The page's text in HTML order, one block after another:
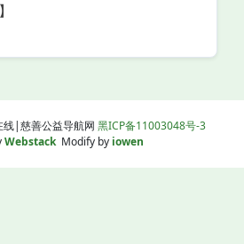
|慈善公益导航网 黑ICP备11003048号-3
WebstackModify by iowen